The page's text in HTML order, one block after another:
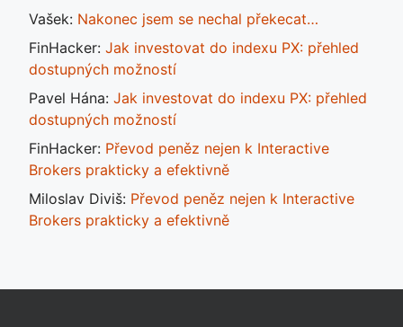
Vašek: Nakonec jsem se nechal překecat…
FinHacker: Jak investovat do indexu PX: přehled
dostupných možností
Pavel Hána: Jak investovat do indexu PX: přehled
dostupných možností
FinHacker: Převod peněz nejen k Interactive
Brokers prakticky a efektivně
Miloslav Diviš: Převod peněz nejen k Interactive
Brokers prakticky a efektivně